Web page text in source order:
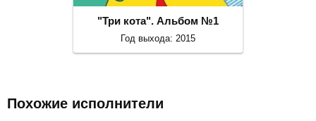
"Три кота". Альбом №1
Год выхода: 2015
Похожие исполнители